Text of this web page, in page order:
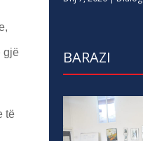
gjë
të
BARAZI